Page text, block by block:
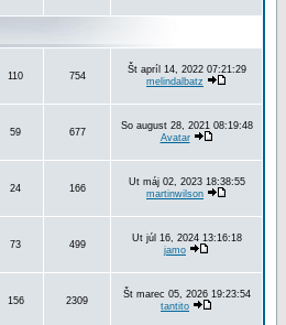
110 754
Št apríl 14, 2022 07:21:29
melindalbatz
59 677
So august 28, 2021 08:19:48
Avatar
24 166
Ut máj 02, 2023 18:38:55
martinwilson
73 499
Ut júl 16, 2024 13:16:18
jamo
156 2309
Št marec 05, 2026 19:23:54
tantito